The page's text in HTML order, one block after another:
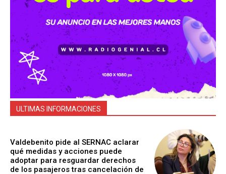
ULTIMAS INFORMACIONES
Valdebenito pide al SERNAC aclarar
qué medidas y acciones puede
adoptar para resguardar derechos
de los pasajeros tras cancelación de